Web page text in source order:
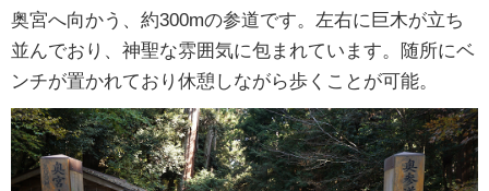
奥宮へ向かう、約300mの参道です。左右に巨木が立ち
並んでおり、神聖な雰囲気に包まれています。随所にベ
ンチが置かれており休憩しながら歩くことが可能。